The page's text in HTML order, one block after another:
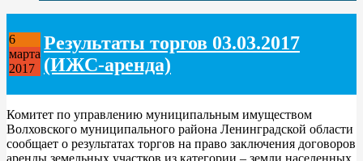
6
марта
2017
Результаты торгов 03.03.2017
(ИЖС-аренда)
Комитет по управлению муниципальным имуществом
Волховского муниципального района Ленинградской области
сообщает о результатах торгов на право заключения договоров
аренды земельных участков из категории – земли населенных